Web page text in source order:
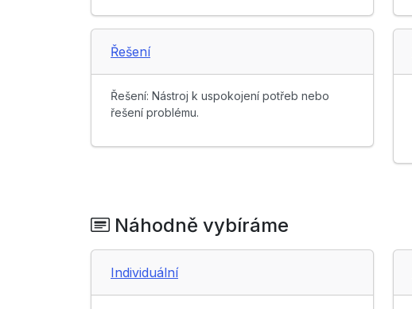
Řešení
Řešení: Nástroj k uspokojení potřeb nebo
řešení problému.
Náhodně vybíráme
Individuální